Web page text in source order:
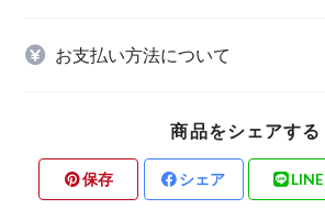
お支払い方法について
商品をシェアする
保存 シェア LINE